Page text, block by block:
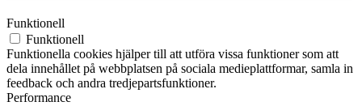
Funktionell
Funktionell
Funktionella cookies hjälper till att utföra vissa funktioner som att
dela innehållet på webbplatsen på sociala medieplattformar, samla in
feedback och andra tredjepartsfunktioner.
Performance